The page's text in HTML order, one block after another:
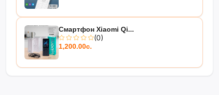
Смартфон Xiaomi Qi...
(0)
1,200.00с.